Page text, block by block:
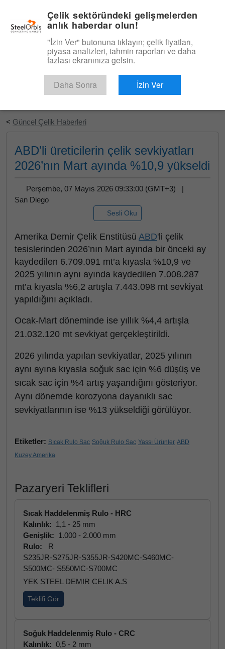
Ücretsiz Deneyin
< Güncel Çelik Haberleri
ABD’li üreticilerin çelik sevkiyatları
2026’nın Mart ayında %10,9 yükseldi
Perşembe, 07 Mayıs 2026 09:33:00 (GMT+3) |
San Diego
Sesli Oku
Amerika Demir Çelik Enstitüsü ABD'li çelik
tesislerinden 2026’nın Mart ayında bir önceki ay
kaydedilen 6.709.091 mt’a kıyasla %10,9 ve
2025 yılının aynı ayında kaydedilen 7.008.287
mt’a kıyasla %6,2 artışla 7.443.098 mt sevkiyat
yapıldığını açıkladı.
Ocak-Mart döneminde ise yıllık %4,4 artışla
21.032.120 mt sevkiyat gerçekleştirildi.
2026 yılında yapılan sevkiyatlar, 2025 yılının
aynı ayına kıyasla soğuk sac için %6 düşüş ve
sıcak sac için %4 artış yaşandığını gösteriyor.
Aynı dönemde korozyona dayanıklı sac
sevkiyatlarının ise %13 yükseldiği görülüyor.
Etiketler: Sıcak Rulo Sac Soğuk Rulo Sac Yassı Ürünler ABD
Kuzey Amerika
Pazaryeri Teklifleri
Sıcak Haddelenmiş Rulo - HRC
Kalınlık: 1,1 - 25 mm
Genişlik: 1.000 - 2.000 mm
Rulo:
R
S235JR-S275JR-S355JR-S420MC-S460MC-
S500MC- S550MC-S700MC
YEK STEEL DEMIR CELIK A.S
Teklifi Gör
Soğuk Haddelenmiş Rulo - CRC
Kalınlık: 0,5 - 2 mm
Çelik sektöründeki gelişmelerden
anlık haberdar olun!
"İzin Ver" butonuna tıklayın; çelik fiyatları,
piyasa analizleri, tahmin raporları ve daha
fazlası ekranınıza gelsin.
Daha Sonra İzin Ver